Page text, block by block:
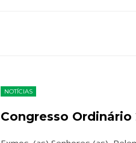
NOTÍCIAS
Congresso